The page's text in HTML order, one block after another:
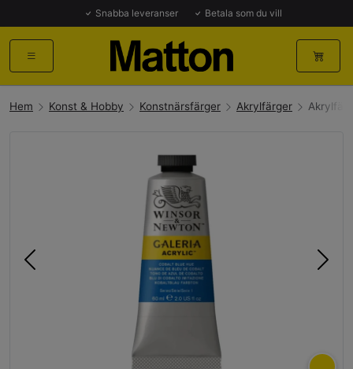
Snabba leveranser Betala som du vill
Hem Konst & Hobby Konstnärsfärger Akrylfärger
Föregående Nästa